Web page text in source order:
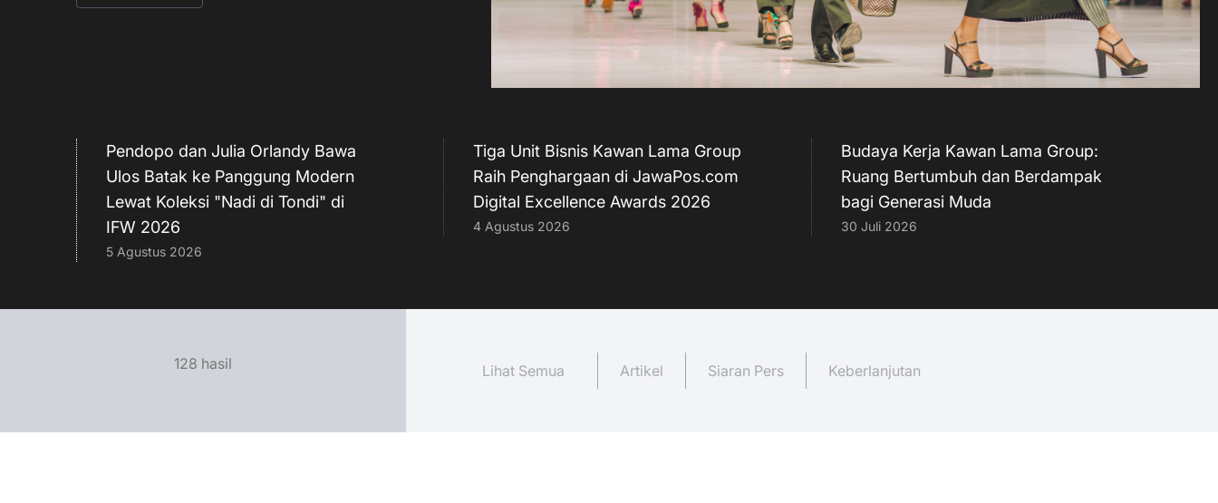
Pendopo dan Julia Orlandy Bawa
Ulos Batak ke Panggung Modern
Lewat Koleksi "Nadi di Tondi" di
IFW 2026
5 Agustus 2026
Tiga Unit Bisnis Kawan Lama Group
Raih Penghargaan di JawaPos.com
Digital Excellence Awards 2026
4 Agustus 2026
Budaya Kerja Kawan Lama Group:
Ruang Bertumbuh dan Berdampak
bagi Generasi Muda
30 Juli 2026
128 hasil Lihat Semua Artikel Siaran Pers Keberlanjutan